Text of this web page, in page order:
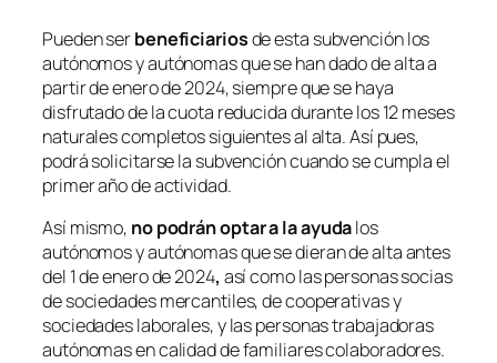
Pueden serbeneficiariosde esta subvención los
autónomos y autónomas que se han dado de alta a
partir de enero de 2024, siempre que se haya
disfrutado de la cuota reducida durante los 12 meses
naturales completos siguientes al alta. Así pues,
podrá solicitarse la subvención cuando se cumpla el
primer año de actividad.
Así mismo, no podrán optar a la ayudalos
autónomos y autónomas que se dieran de alta antes
del 1 de enero de 2024, así como las personas socias
de sociedades mercantiles, de cooperativas y
sociedades laborales, y las personas trabajadoras
autónomas en calidad de familiares colaboradores.